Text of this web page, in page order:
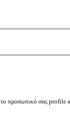
το προσωπικό σας